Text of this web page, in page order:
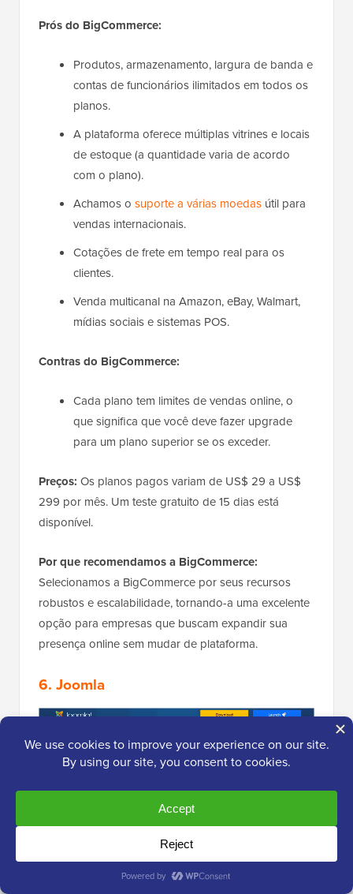
Prós do BigCommerce:
Produtos, armazenamento, largura de banda e
contas de funcionários ilimitados em todos os
planos.
A plataforma oferece múltiplas vitrines e locais
de estoque (a quantidade varia de acordo
com o plano).
Achamos o suporte a várias moedas útil para
vendas internacionais.
Cotações de frete em tempo real para os
clientes.
Venda multicanal na Amazon, eBay, Walmart,
mídias sociais e sistemas POS.
Contras do BigCommerce:
Cada plano tem limites de vendas online, o
que significa que você deve fazer upgrade
para um plano superior se os exceder.
Preços: Os planos pagos variam de US$ 29 a US$
299 por mês. Um teste gratuito de 15 dias está
disponível.
Por que recomendamos a BigCommerce:
Selecionamos a BigCommerce por seus recursos
robustos e escalabilidade, tornando-a uma excelente
opção para empresas que buscam expandir sua
presença online sem mudar de plataforma.
6. Joomla